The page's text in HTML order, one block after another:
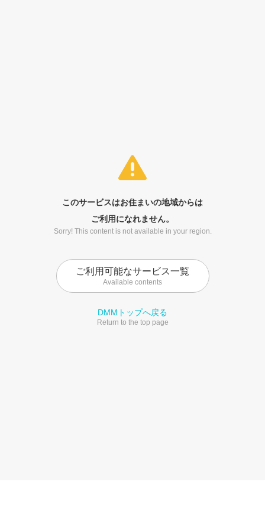
このサービスはお住まいの地域からは
ご利用になれません。
Sorry! This content is not available in your region.
ご利用可能なサービス一覧
Available contents
DMMトップへ戻る
Return to the top page